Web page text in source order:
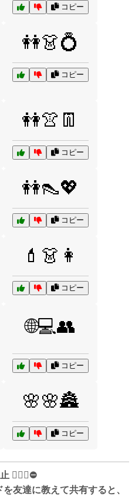
コピー
👭👗💍
コピー
👭👚👖
コピー
👭👠💖
コピー
💄👗👩
コピー
🌐💻👥
コピー
🌸🌸🏯
コピー
✋🏻🛑⛔️
友達に教えて共有すると、